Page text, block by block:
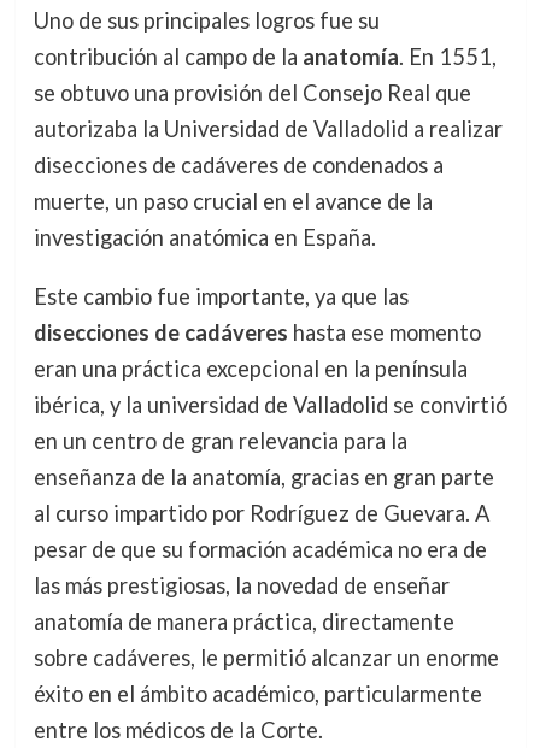
Uno de sus principales logros fue su
contribución al campo de la anatomía. En 1551,
se obtuvo una provisión del Consejo Real que
autorizaba la Universidad de Valladolid a realizar
disecciones de cadáveres de condenados a
muerte, un paso crucial en el avance de la
investigación anatómica en España.
Este cambio fue importante, ya que las
disecciones de cadáveres hasta ese momento
eran una práctica excepcional en la península
ibérica, y la universidad de Valladolid se convirtió
en un centro de gran relevancia para la
enseñanza de la anatomía, gracias en gran parte
al curso impartido por Rodríguez de Guevara. A
pesar de que su formación académica no era de
las más prestigiosas, la novedad de enseñar
anatomía de manera práctica, directamente
sobre cadáveres, le permitió alcanzar un enorme
éxito en el ámbito académico, particularmente
entre los médicos de la Corte.